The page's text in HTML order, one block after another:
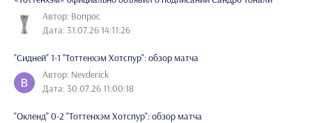
Автор: Вопрос
Дата: 31.07.26 14:11:26
"Сидней" 1-1 "Тоттенхэм Хотспур": обзор матча
Автор: Nevderick
Дата: 30.07.26 11:00:18
"Окленд" 0-2 "Тоттенхэм Хотспур": обзор матча